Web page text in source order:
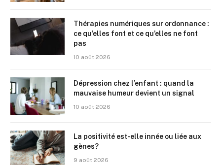
Thérapies numériques sur ordonnance :
ce qu’elles font et ce qu’elles ne font
pas
10 août 2026
Dépression chez l’enfant : quand la
mauvaise humeur devient un signal
10 août 2026
La positivité est-elle innée ou liée aux
gènes?
9 août 2026